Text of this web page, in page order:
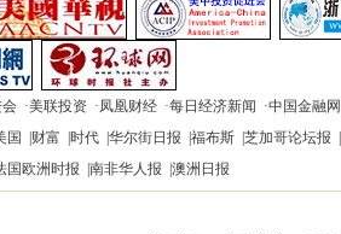
·美联投资 ·凤凰财经 ·每日经济新闻 ·中国金融网
国 财富 时代 华尔街日报 福布斯 芝加哥论坛报
国欧洲时报 南非华人报 澳洲日报